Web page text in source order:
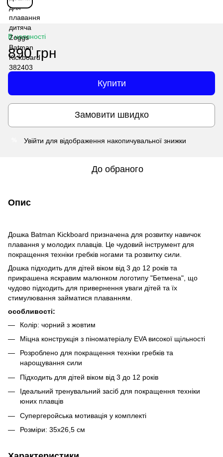
В наявності
890 грн
Купити
Замовити швидко
Увійти для відображення накопичувальної знижки
До обраного
Опис
Дошка Batman Kickboard призначена для розвитку навичок
плавання у молодих плавців. Це чудовий інструмент для
покращення техніки гребків ногами та розвитку сили.
Дошка підходить для дітей віком від 3 до 12 років та
прикрашена яскравим малюнком логотипу "Бетмена", що
чудово підходить для привернення уваги дітей та їх
стимулювання займатися плаванням.
особливості:
Колір: чорний з жовтим
Міцна конструкція з піноматеріалу EVA високої щільності
Розроблено для покращення техніки гребків та
нарощування сили
Підходить для дітей віком від 3 до 12 років
Ідеальний тренувальний засіб для покращення техніки
юних плавців
Супергеройська мотивація у комплекті
Розміри: 35x26,5 см